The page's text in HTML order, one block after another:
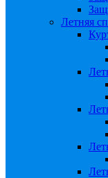
Летняя